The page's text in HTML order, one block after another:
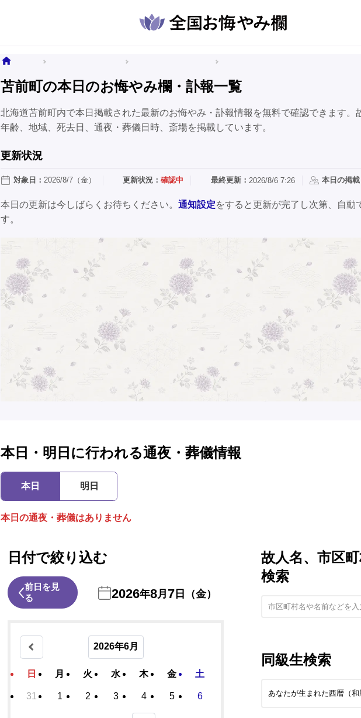
苫前町の本日のお悔やみ欄・訃報一覧
北海道苫前町内で本日掲載された最新のお悔やみ・訃報情報を無料で確認できます。
年齢、地域、死去日、通夜・葬儀日時、斎場を掲載しています。
更新状況
対象日： 2026/8/7（金） 更新状況：確認中 最終更新： 2026/8/6 7:26 本日の掲
本日の更新は今しばらくお待ちください。 通知設定をすると更新が完了し次第、自動
す。
本日・明日に行われる通夜・葬儀情報
本日 明日
本日の通夜・葬儀はありません
日付で絞り込む
前日を見
る
2026年8月 7 日（金）
2026年6月
日 月 火 水 木 金 土
31 1 2 3 4 5 6
故人名、市区
検索
同級生検索